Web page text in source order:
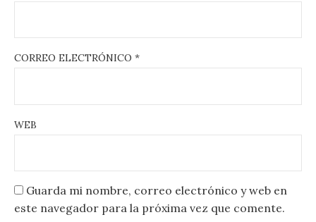
CORREO ELECTRÓNICO *
WEB
Guarda mi nombre, correo electrónico y web en
este navegador para la próxima vez que comente.